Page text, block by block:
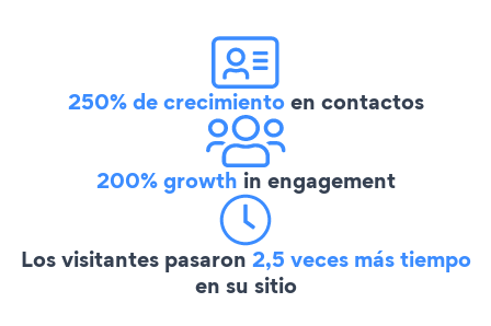
250% de crecimientoen contactos
200% growth in engagement
Los visitantes pasaron 2,5 veces más tiempo
en su sitio